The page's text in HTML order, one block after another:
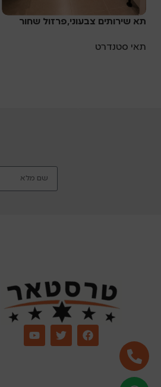
תא שירותים צבעוני,פרזול שחור
תאי סטנדרט